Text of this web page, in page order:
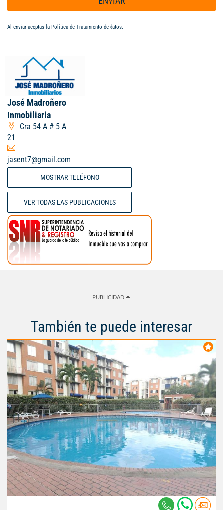
Al enviar aceptas la Política de Tratamiento de datos.
José Madroñero
Inmobiliaria
Cra 54 A # 5 A
21
jasent7@gmail.com
MOSTRAR TELÉFONO
VER TODAS LAS PUBLICACIONES
PUBLICIDAD
También te puede interesar